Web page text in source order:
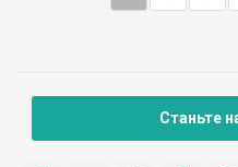
Станьте